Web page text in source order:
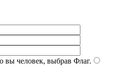
вы человек, выбрав Флаг.